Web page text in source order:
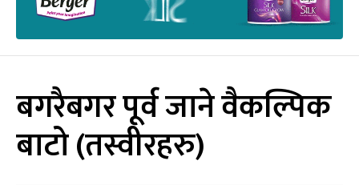
बगरैबगर पूर्व जाने वैकल्पिक
बाटो (तस्वीरहरु)